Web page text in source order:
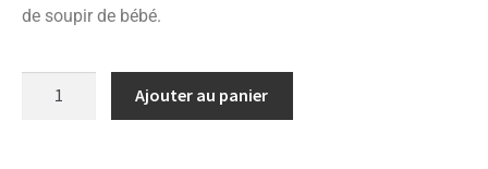
de soupir de bébé.
Ajouter au panier